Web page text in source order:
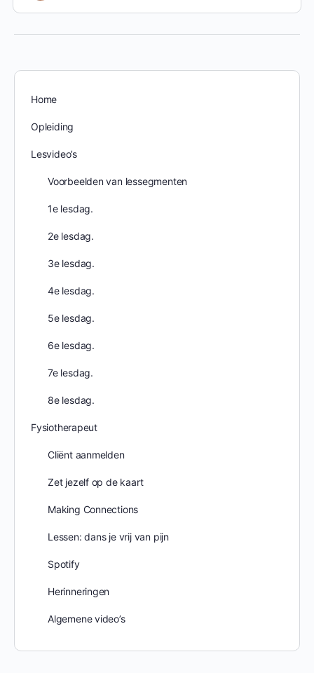
Home
Opleiding
Lesvideo’s
Voorbeelden van lessegmenten
1e lesdag.
2e lesdag.
3e lesdag.
4e lesdag.
5e lesdag.
6e lesdag.
7e lesdag.
8e lesdag.
Fysiotherapeut
Cliënt aanmelden
Zet jezelf op de kaart
Making Connections
Lessen: dans je vrij van pijn
Spotify
Herinneringen
Algemene video’s